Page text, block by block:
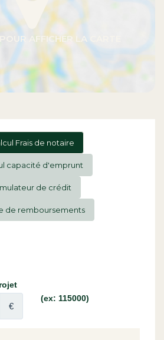
Frais de notaire
capacité d'emprunt
de crédit
de remboursements